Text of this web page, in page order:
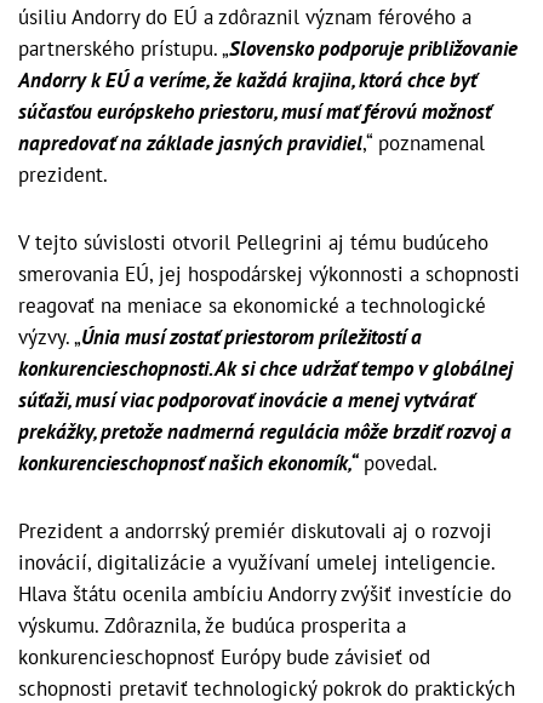
úsiliu Andorry do EÚ a zdôraznil význam férového a
partnerského prístupu. „Slovensko podporuje približovanie
Andorry k EÚ a veríme, že každá krajina, ktorá chce byť
súčasťou európskeho priestoru, musí mať férovú možnosť
napredovať na základe jasných pravidiel,“ poznamenal
prezident.
V tejto súvislosti otvoril Pellegrini aj tému budúceho
smerovania EÚ, jej hospodárskej výkonnosti a schopnosti
reagovať na meniace sa ekonomické a technologické
výzvy. „Únia musí zostať priestorom príležitostí a
konkurencieschopnosti. Ak si chce udržať tempo v globálnej
súťaži, musí viac podporovať inovácie a menej vytvárať
prekážky, pretože nadmerná regulácia môže brzdiť rozvoj a
konkurencieschopnosť našich ekonomík,“povedal.
Prezident a andorrský premiér diskutovali aj o rozvoji
inovácií, digitalizácie a využívaní umelej inteligencie.
Hlava štátu ocenila ambíciu Andorry zvýšiť investície do
výskumu. Zdôraznila, že budúca prosperita a
konkurencieschopnosť Európy bude závisieť od
schopnosti pretaviť technologický pokrok do praktických